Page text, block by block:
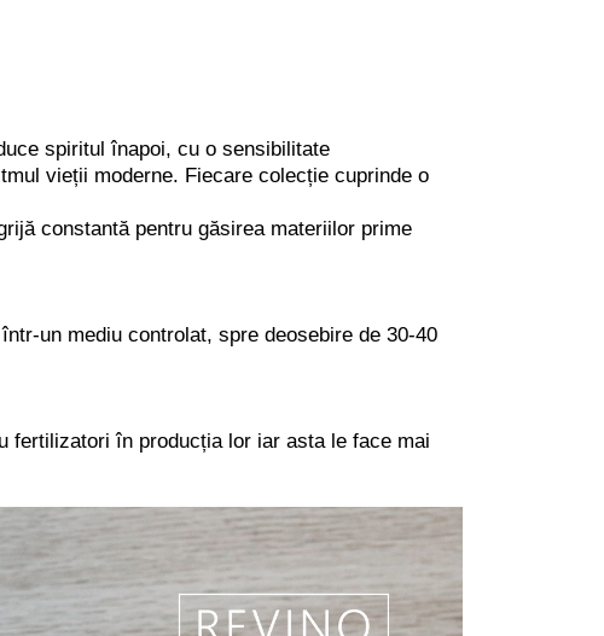
spiritul înapoi, cu o sensibilitate
vieții moderne. Fiecare colecție cuprinde o
constantă pentru găsirea materiilor prime
un mediu controlat, spre deosebire de 30-40
fertilizatori în producția lor iar asta le face mai